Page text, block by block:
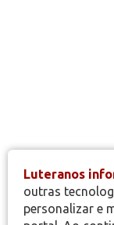
Luteranos
outras
personalizar e